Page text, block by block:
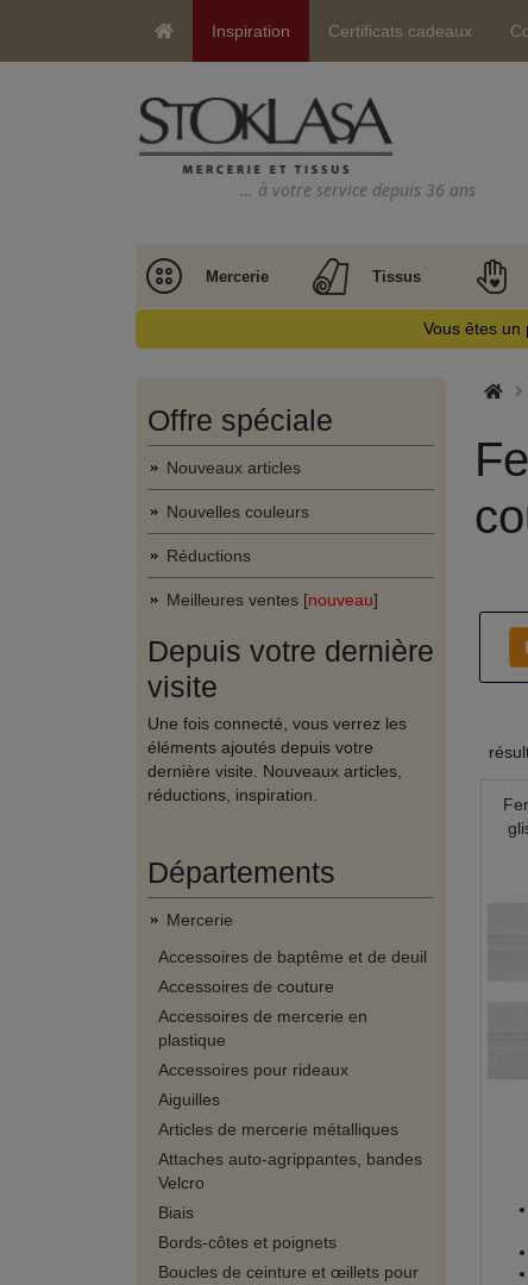
Inspiration Certificats cadeaux
… à votre service depuis 36 ans
Mercerie Tissus
Vous êtes un
Offre spéciale
Nouveaux articles
Nouvelles couleurs
Réductions
Meilleures ventes [nouveau]
Depuis votre dernière
visite
Une fois connecté, vous verrez les
éléments ajoutés depuis votre
dernière visite. Nouveaux articles,
réductions, inspiration.
Départements
Mercerie
Accessoires de baptême et de deuil
Accessoires de couture
Accessoires de mercerie en
plastique
Accessoires pour rideaux
Aiguilles
Articles de mercerie métalliques
Attaches auto-agrippantes, bandes
Velcro
Biais
Bords-côtes et poignets
Boucles de ceinture et œillets pour